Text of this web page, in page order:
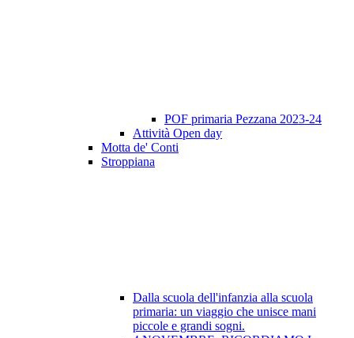
POF primaria Pezzana 2023-24
Attività Open day
Motta de' Conti
Stroppiana
Dalla scuola dell'infanzia alla scuola
primaria: un viaggio che unisce mani
piccole e grandi sogni.